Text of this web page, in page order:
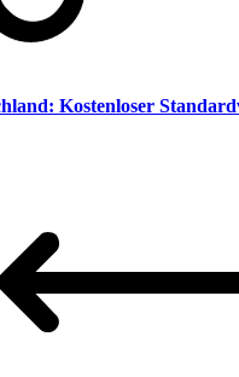
Kostenloser